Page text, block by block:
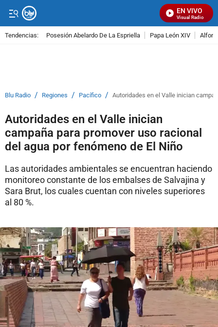
EN VIVO
Señal Visual Radio
Tendencias: Posesión Abelardo De La Espriella Papa León XIV
Blu Radio / Regiones / Pacífico / Autoridades en el Valle inician
Autoridades en el Valle inician
campaña para promover uso racional
del agua por fenómeno de El Niño
Las autoridades ambientales se encuentran haciendo
monitoreo constante de los embalses de Salvajina y
Sara Brut, los cuales cuentan con niveles superiores
al 80 %.